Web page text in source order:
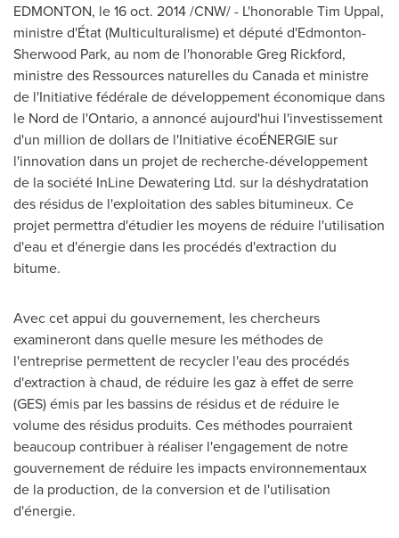
EDMONTON, le16 oct. 2014/CNW/ - L'honorableTim Uppal,
ministre d'État (Multiculturalisme) et député d'Edmonton-
Sherwood Park, au nom de l'honorableGreg Rickford,
ministre des Ressources naturelles du Canadaet ministre
de l'Initiative fédérale de développement économique dans
le Nord de l'Ontario, a annoncé aujourd'hui l'investissement
d'un million de dollars de l'Initiative écoÉNERGIE sur
l'innovation dans un projet de recherche-développement
de la société InLine Dewatering Ltd. sur la déshydratation
des résidus de l'exploitation des sables bitumineux. Ce
projet permettra d'étudier les moyens de réduire l'utilisation
d'eau et d'énergie dans les procédés d'extraction du
bitume.
Avec cet appui du gouvernement, les chercheurs
examineront dans quelle mesure les méthodes de
l'entreprise permettent de recycler l'eau des procédés
d'extraction à chaud, de réduire les gaz à effet de serre
(GES) émis par les bassins de résidus et de réduire le
volume des résidus produits. Ces méthodes pourraient
beaucoup contribuer à réaliser l'engagement de notre
gouvernement de réduire les impacts environnementaux
de la production, de la conversion et de l'utilisation
d'énergie.